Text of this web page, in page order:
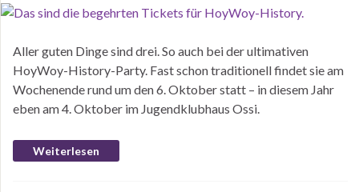
Aller guten Dinge sind drei. So auch bei der ultimativen
HoyWoy-History-Party. Fast schon traditionell findet sie am
Wochenende rund um den 6. Oktober statt – in diesem Jahr
eben am 4. Oktober im Jugendklubhaus Ossi.
Weiterlesen